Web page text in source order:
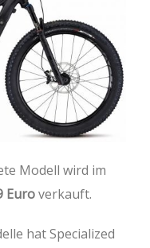
Modell wird im
Euroverkauft.
hat Specialized